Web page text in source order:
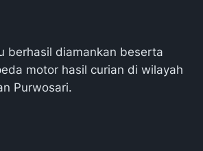
berhasil diamankan beserta
motor hasil curian di wilayah
Purwosari.